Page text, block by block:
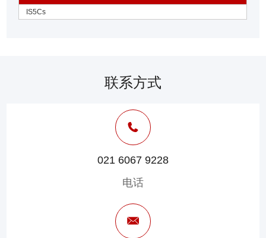
IS5Cs
联系方式
021 6067 9228
电话